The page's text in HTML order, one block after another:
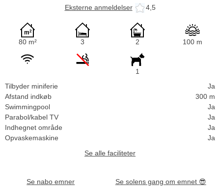
Eksterne anmeldelser 4,5
80 m² 3 2 100 m
1
Tilbyder miniferie
Ja
Afstand indkøb
300 m
Swimmingpool
Ja
Parabol/kabel TV
Ja
Indhegnet område
Ja
Opvaskemaskine
Ja
Se alle faciliteter
Se nabo emner Se solens gang om emnet 😎